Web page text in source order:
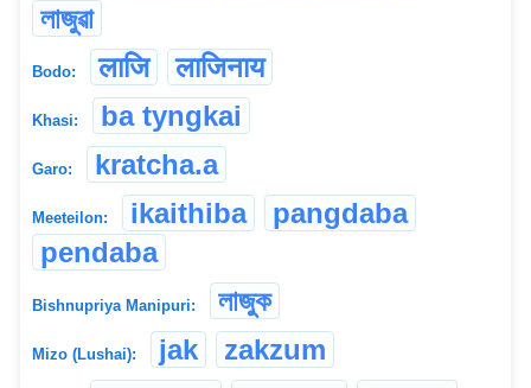
লাজুৱা
Bodo: लाजि लाजिनाय
Khasi: ba tyngkai
Garo: kratcha.a
Meeteilon: ikaithiba
pangdaba
pendaba
Bishnupriya Manipuri: লাজুক
Mizo (Lushai): jak
zakzum